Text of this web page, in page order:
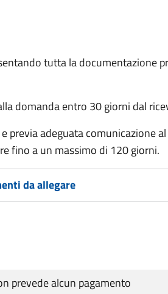
tutta la documentazione
domanda entro 30 giorni dal
previa adeguata comunicazione
fino a un massimo di 120 giorni.
da allegare
prevede alcun pagamento